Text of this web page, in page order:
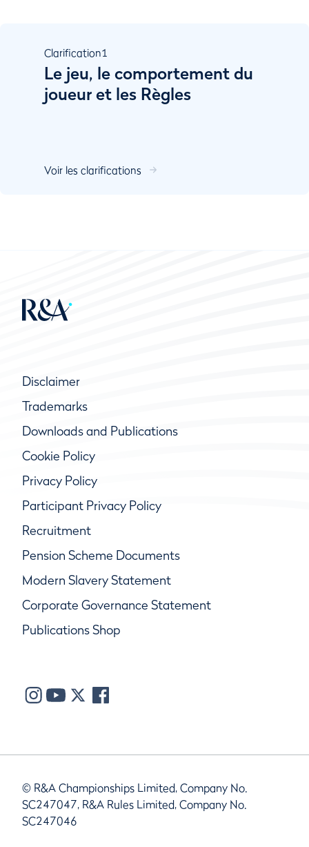
Clarification1
Le jeu, le comportement du
joueur et les Règles
Voir les clarifications
Disclaimer
Trademarks
Downloads and Publications
Cookie Policy
Privacy Policy
Participant Privacy Policy
Recruitment
Pension Scheme Documents
Modern Slavery Statement
Corporate Governance Statement
Publications Shop
© R&A Championships Limited, Company No.
SC247047, R&A Rules Limited, Company No.
SC247046